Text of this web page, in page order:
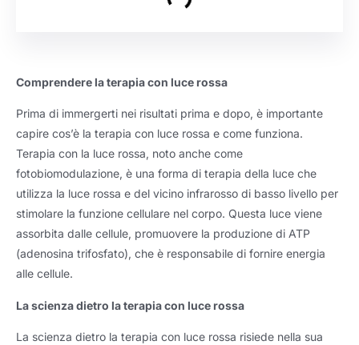
Comprendere la terapia con luce rossa
Prima di immergerti nei risultati prima e dopo, è importante
capire cos’è la terapia con luce rossa e come funziona.
Terapia con la luce rossa, noto anche come
fotobiomodulazione, è una forma di terapia della luce che
utilizza la luce rossa e del vicino infrarosso di basso livello per
stimolare la funzione cellulare nel corpo. Questa luce viene
assorbita dalle cellule, promuovere la produzione di ATP
(adenosina trifosfato), che è responsabile di fornire energia
alle cellule.
La scienza dietro la terapia con luce rossa
La scienza dietro la terapia con luce rossa risiede nella sua